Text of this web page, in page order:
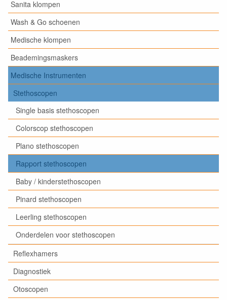
Sanita klompen
Wash & Go schoenen
Medische klompen
Beademingsmaskers
Medische Instrumenten
Stethoscopen
Single basis stethoscopen
Colorscop stethoscopen
Plano stethoscopen
Rapport stethoscopen
Baby / kinderstethoscopen
Pinard stethoscopen
Leerling stethoscopen
Onderdelen voor stethoscopen
Reflexhamers
Diagnostiek
Otoscopen